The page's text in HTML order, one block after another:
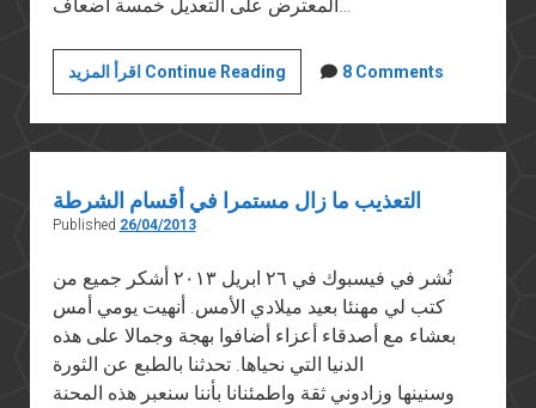
اقرأ المزيد Continue Readingثوابت
وحقوق
وقوس
قزح
8 Comments
التعذيب ما زال مستمرا في أقسام الشرطة
Published 26/04/2013
نُشر في فيسبوك في ٢٦ ابريل ٢٠١٣ أشكر جميع من
كتب لي مهنئا بعيد ميلادي الأمس. أنهيت يومي أمس
بعشاء مع أصدقاء أعزاء أضافوا بهجة وجمالا على هذه
الدنيا التي نحياها. تحدثنا بالطبع عن الثورة
وسنينها وزادوني ثقة واطمئنانا بأننا سنعبر هذه المحنة